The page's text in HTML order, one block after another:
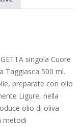
singola Cuore
Taggiasca 500 ml.
preparate con olio
Ligure, nella
olio di oliva
metodi